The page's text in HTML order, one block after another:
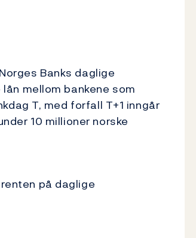
Banks daglige
lån mellom bankene som
T, med forfall T+1 inngår
10 millioner norske
på daglige